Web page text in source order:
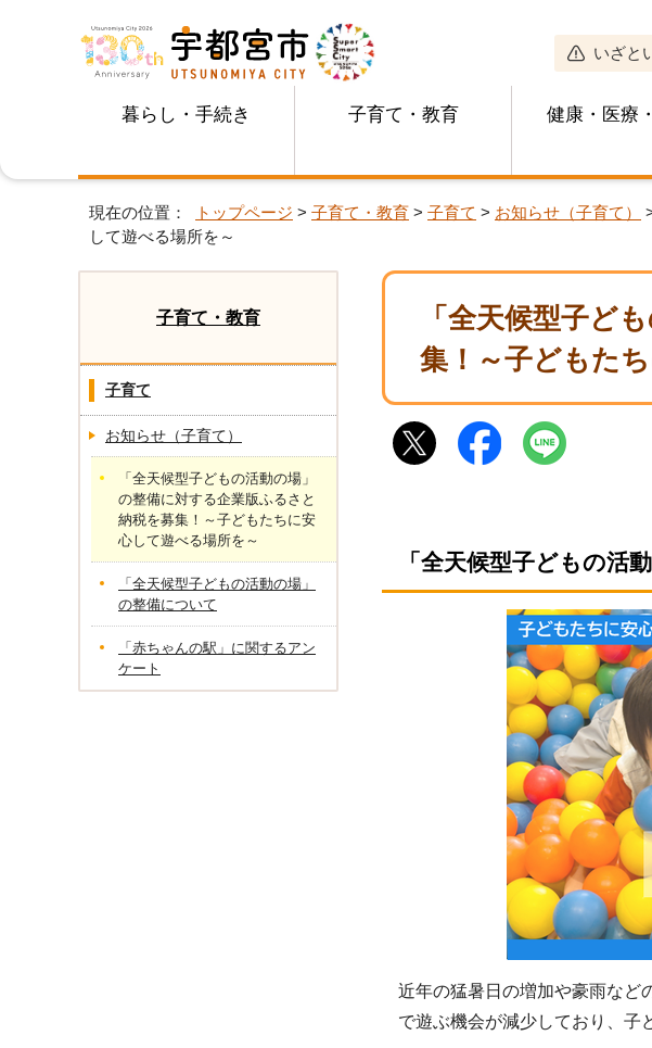
いざと
暮らし・手続き 子育て・教育 健康・医療
現在の位置： トップページ > 子育て・教育 > 子育て > お知らせ（子育て）
して遊べる場所を～
「全天候型子ど
集！～子どもた
「全天候型子どもの活
近年の猛暑日の増加や豪雨など
で遊ぶ機会が減少しており、子
子育て・教育
子育て
お知らせ（子育て）
「全天候型子どもの活動の場」
の整備に対する企業版ふるさと
納税を募集！～子どもたちに安
心して遊べる場所を～
「全天候型子どもの活動の場」
の整備について
「赤ちゃんの駅」に関するアン
ケート